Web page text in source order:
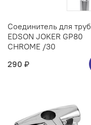
Соединитель для труб
EDSON JOKER GP80
CHROME /30
290 ₽